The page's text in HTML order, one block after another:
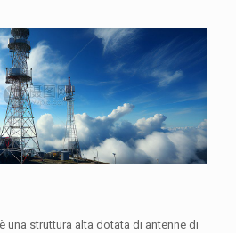
una struttura alta dotata di antenne di